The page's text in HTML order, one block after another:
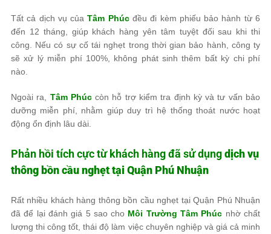
Tất cả dịch vụ củaTâm Phúcđều đi kèm phiếu bảo hành từ 6
đến 12 tháng, giúp khách hàng yên tâm tuyệt đối sau khi thi
công. Nếu có sự cố tái nghẹt trong thời gian bảo hành, công ty
sẽ xử lý miễn phí 100%, không phát sinh thêm bất kỳ chi phí
nào.
Ngoài ra, Tâm Phúccòn hỗ trợ kiểm tra định kỳ và tư vấn bảo
dưỡng miễn phí, nhằm giúp duy trì hệ thống thoát nước hoạt
động ổn định lâu dài.
Phản hồi tích cực từ khách hàng đã sử dụngdịch vụ
thông bồn cầu nghẹt tại Quận Phú Nhuận
Rất nhiều khách hàng thông bồn cầu nghẹt tại Quận Phú Nhuận
đã để lại đánh giá 5 sao cho Môi Trường Tâm Phúc nhờ chất
lượng thi công tốt, thái độ làm việc chuyên nghiệp và giá cả minh